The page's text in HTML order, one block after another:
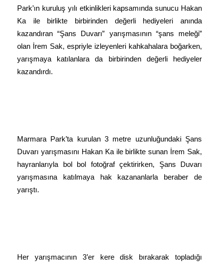
Park’ın kuruluş yılı etkinlikleri kapsamında sunucu Hakan
Ka ile birlikte birbirinden değerli hediyeleri anında
kazandıran “Şans Duvarı” yarışmasının “şans meleği”
olan İrem Sak, espriyle izleyenleri kahkahalara boğarken,
yarışmaya katılanlara da birbirinden değerli hediyeler
kazandırdı.
Marmara Park’ta kurulan 3 metre uzunluğundaki Şans
Duvarı yarışmasını Hakan Ka ile birlikte sunan İrem Sak,
hayranlarıyla bol bol fotoğraf çektirirken, Şans Duvarı
yarışmasına katılmaya hak kazananlarla beraber de
yarıştı.
Her yarışmacının 3’er kere disk bırakarak topladığı